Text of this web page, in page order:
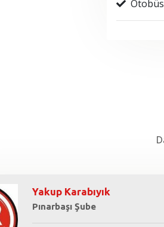
Yakup Karabıyık
Pınarbaşı Şube